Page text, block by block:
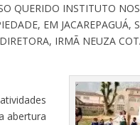
QUERIDO INSTITUTO
EM JACAREPAGUÁ,
IRMÃ NEUZA
abertura